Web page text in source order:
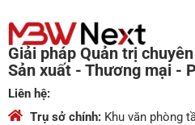
Giải pháp Quản trị
Sản xuất - Thương mại -
Liên hệ:
Trụ sở chính: Khu văn phòng